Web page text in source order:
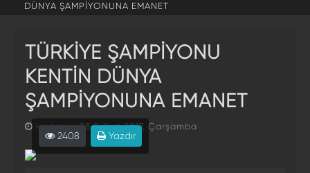
DÜNYA ŞAMPİYONUNA EMANET
TÜRKİYE ŞAMPİYONU
KENTİN DÜNYA
ŞAMPİYONUNA EMANET
Haberi - 08 Şubat 2017, Çarşamba
2408 Yazdır